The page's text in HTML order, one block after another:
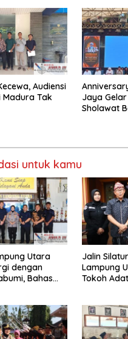
Audiensi
Madura Tak
Jaya
Sholawat
untuk kamu
Utara
dengan
Bahas
Jalin
Lampung
Tokoh